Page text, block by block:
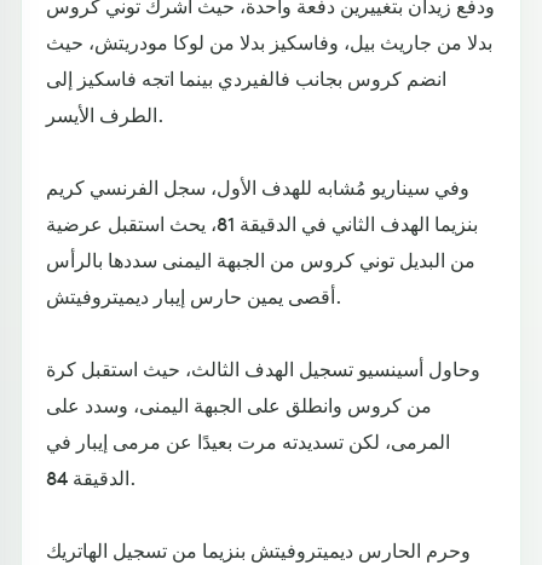
بدلا من جاريث بيل، وفاسكيز بدلا من لوكا مودريتش، حيث
انضم كروس بجانب فالفيردي بينما اتجه فاسكيز إلى
الطرف الأيسر.
وفي سيناريو مُشابه للهدف الأول، سجل الفرنسي كريم
بنزيما الهدف الثاني في الدقيقة 81، يحث استقبل عرضية
من البديل توني كروس من الجبهة اليمنى سددها بالرأس
أقصى يمين حارس إيبار ديميتروفيتش.
وحاول أسينسيو تسجيل الهدف الثالث، حيث استقبل كرة
من كروس وانطلق على الجبهة اليمنى، وسدد على
المرمى، لكن تسديدته مرت بعيدًا عن مرمى إيبار في
الدقيقة 84.
وحرم الحارس ديميتروفيتش بنزيما من تسجيل الهاتريك